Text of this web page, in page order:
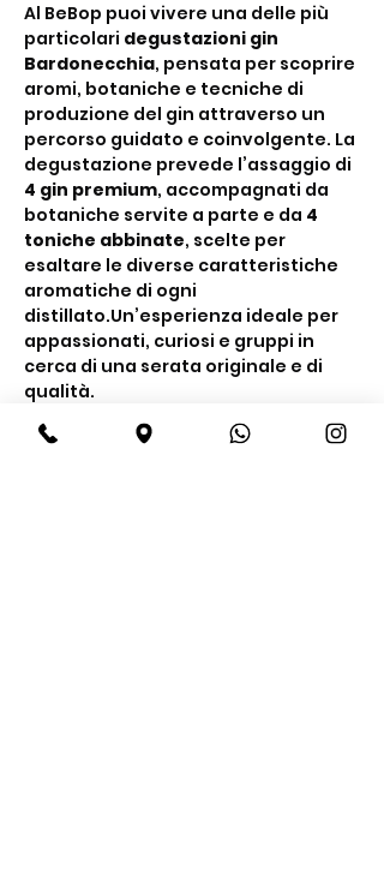
Al BeBop puoi vivere una delle più
particolari degustazioni gin
Bardonecchia, pensata per scoprire
aromi, botaniche e tecniche di
produzione del gin attraverso un
percorso guidato e coinvolgente. La
degustazione prevede l’assaggio di
4 gin premium, accompagnati da
botaniche servite a parte e da 4
toniche abbinate, scelte per
esaltare le diverse caratteristiche
aromatiche di ogni
distillato.Un’esperienza ideale per
appassionati, curiosi e gruppi in
cerca di una serata originale e di
qualità.
Cosa include la